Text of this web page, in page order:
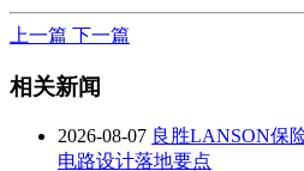
上一篇 下一篇
相关新闻
2026-08-07 良胜LANSON保
电路设计落地要点